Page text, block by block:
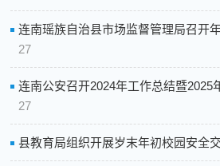
连南瑶族自治县市场监督管理局召开
27
连南公安召开2024年工作总结暨2025
27
县教育局组织开展岁末年初校园安全